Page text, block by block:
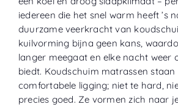
iedereen die het snel warm heeft ’s
duurzame veerkracht van
kuilvorming bijna geen kans,
langer meegaat en elke nacht weer
biedt. Koudschuim matrassen
comfortabele ligging; niet te hard,
precies goed. Ze vormen zich naar